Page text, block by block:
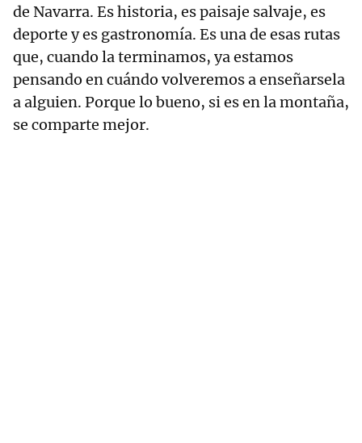
de Navarra. Es historia, es paisaje salvaje, es
deporte y es gastronomía. Es una de esas rutas
que, cuando la terminamos, ya estamos
pensando en cuándo volveremos a enseñarsela
a alguien. Porque lo bueno, si es en la montaña,
se comparte mejor.